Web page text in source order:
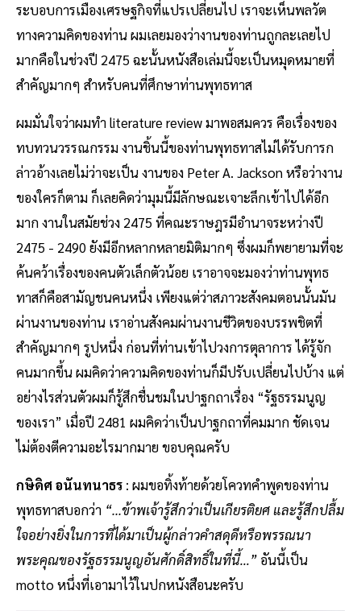
ระบอบการเมืองเศรษฐกิจที่แปรเปลี่ยนไป เราจะเห็นพลวัต
ทางความคิดของท่าน ผมเลยมองว่างานของท่านถูกละเลยไป
มากคือในช่วงปี 2475 ฉะนั้นหนังสือเล่มนี้จะเป็นหมุดหมายที่
สำคัญมากๆ สำหรับคนที่ศึกษาท่านพุทธทาส
ผมมั่นใจว่าผมทำ literature review มาพอสมควร คือเรื่องของ
ทบทวนวรรณกรรม งานชิ้นนี้ของท่านพุทธทาสไม่ได้รับการก
ล่าวอ้างเลยไม่ว่าจะเป็น งานของ Peter A. Jackson หรือว่างาน
ของใครก็ตาม ก็เลยคิดว่ามุมนี้มีลักษณะเจาะลึกเข้าไปได้อีก
มาก งานในสมัยช่วง 2475 ที่คณะราษฎรมีอำนาจระหว่างปี
2475 - 2490 ยังมีอีกหลากหลายมิติมากๆ ซึ่งผมก็พยายามที่จะ
ค้นคว้าเรื่องของคนตัวเล็กตัวน้อย เราอาจจะมองว่าท่านพุทธ
ทาสก็คือสามัญชนคนหนึ่ง เพียงแต่ว่าสภาวะสังคมตอนนั้นมัน
ผ่านงานของท่าน เราอ่านสังคมผ่านงานชีวิตของบรรพชิตที่
สำคัญมากๆ รูปหนึ่ง ก่อนที่ท่านเข้าไปวงการตุลาการ ได้รู้จัก
คนมากขึ้น ผมคิดว่าความคิดของท่านก็มีปรับเปลี่ยนไปบ้าง แต่
อย่างไรส่วนตัวผมก็รู้สึกชื่นชมในปาฐกถาเรื่อง “รัฐธรรมนูญ
ของเรา” เมื่อปี 2481 ผมคิดว่าเป็นปาฐกถาที่คมมาก ชัดเจน
ไม่ต้องตีความอะไรมากมาย ขอบคุณครับ
กษิดิศ อนันทนาธร : ผมขอทิ้งท้ายด้วยโควทคำพูดของท่าน
พุทธทาสบอกว่า “...ข้าพเจ้ารู้สึกว่าเป็นเกียรติยศ และรู้สึกปลื้ม
ใจอย่างยิ่งในการที่ได้มาเป็นผู้กล่าวคำสดุดีหรือพรรณนา
พระคุณของรัฐธรรมนูญอันศักดิ์สิทธิ์ในที่นี้…” อันนี้เป็น
motto หนึ่งที่เอามาไว้ในปกหนังสือนะครับ